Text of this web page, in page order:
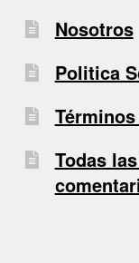
Nosotros
Politica
Todas